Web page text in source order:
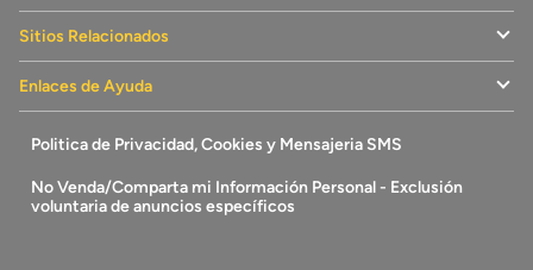
Sitios Relacionados
Enlaces de Ayuda
Politica de Privacidad, Cookies y Mensajeria SMS
No Venda/Comparta mi Información Personal - Exclusión
voluntaria de anuncios específicos